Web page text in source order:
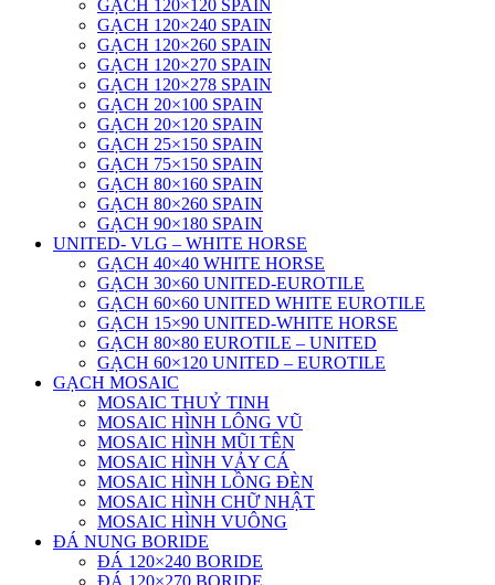
GẠCH 120×120 SPAIN
GẠCH 120×240 SPAIN
GẠCH 120×260 SPAIN
GẠCH 120×270 SPAIN
GẠCH 120×278 SPAIN
GẠCH 20×100 SPAIN
GẠCH 20×120 SPAIN
GẠCH 25×150 SPAIN
GẠCH 75×150 SPAIN
GẠCH 80×160 SPAIN
GẠCH 80×260 SPAIN
GẠCH 90×180 SPAIN
UNITED- VLG – WHITE HORSE
GẠCH 40×40 WHITE HORSE
GẠCH 30×60 UNITED-EUROTILE
GẠCH 60×60 UNITED WHITE EUROTILE
GẠCH 15×90 UNITED-WHITE HORSE
GẠCH 80×80 EUROTILE – UNITED
GẠCH 60×120 UNITED – EUROTILE
GẠCH MOSAIC
MOSAIC THUỶ TINH
MOSAIC HÌNH LÔNG VŨ
MOSAIC HÌNH MŨI TÊN
MOSAIC HÌNH VẢY CÁ
MOSAIC HÌNH LỒNG ĐÈN
MOSAIC HÌNH CHỮ NHẬT
MOSAIC HÌNH VUÔNG
ĐÁ NUNG BORIDE
ĐÁ 120×240 BORIDE
ĐÁ 120×270 BORIDE